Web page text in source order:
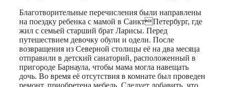
Благотворительные перечисления были направлены
на поездку ребенка с мамой в СанктПетербург, где
жил с семьей старший брат Ларисы. Перед
путешествием девочку обули и одели. После
возвращения из Северной столицы её на два месяца
отправили в детский санаторий, расположенный в
пригороде Барнаула, чтобы мама могла навещать
дочь. Во время её отсутствия в комнате был проведен
ремонт, приобретена мебель. Следует добавить, что